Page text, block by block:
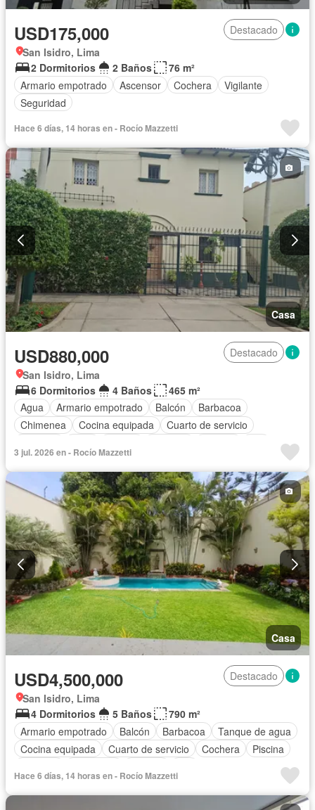
USD175,000
Destacado
San Isidro, Lima
2 Dormitorios
2 Baños
76 m²
Armario empotrado
Ascensor Cochera
Vigilante
Seguridad
Hace 6 días, 14 horas en - Rocío Mazzetti
Casa
USD880,000
Destacado
San Isidro, Lima
6 Dormitorios
4 Baños
465 m²
Agua
Armario empotrado Balcón
Barbacoa
Chimenea
Cocina equipada
Cuarto de servicio
3 jul. 2026 en - Rocío Mazzetti
Casa
USD4,500,000
Destacado
San Isidro, Lima
4 Dormitorios
5 Baños
790 m²
Armario empotrado
Balcón Barbacoa
Tanque de agua
Cocina equipada
Cuarto de servicio Cochera
Piscina
Hace 6 días, 14 horas en - Rocío Mazzetti